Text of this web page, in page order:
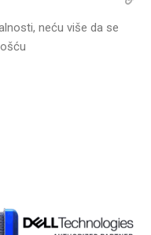
neću više da se